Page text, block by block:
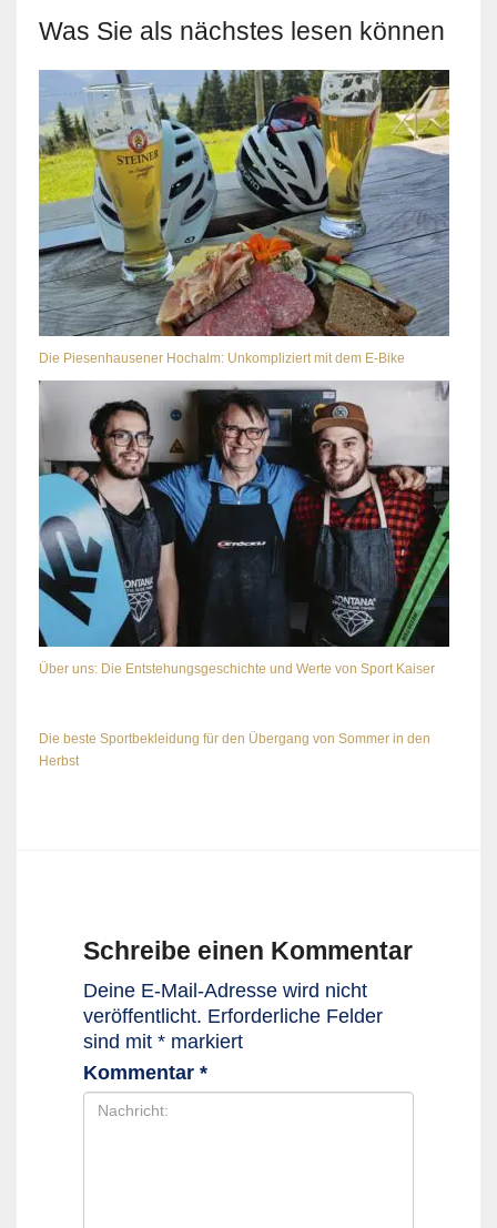
Was Sie als nächstes lesen können
Die Piesenhausener Hochalm: Unkompliziert mit dem E-Bike
Über uns: Die Entstehungsgeschichte und Werte von Sport Kaiser
Die beste Sportbekleidung für den Übergang von Sommer in den
Herbst
Schreibe einen Kommentar
Deine E-Mail-Adresse wird nicht
veröffentlicht. Erforderliche Felder
sind mit * markiert
Kommentar *